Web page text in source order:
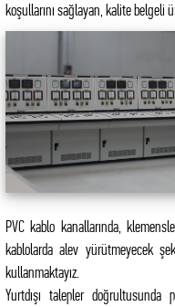
koşullarını sağlayan, kalite belgeli
PVC kablo kanallarında,
kablolarda alev yürütmeyecek
kullanmaktayız.
Yurtdışı talepler